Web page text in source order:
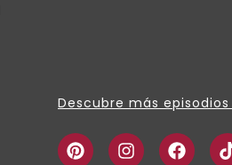
Descubre más